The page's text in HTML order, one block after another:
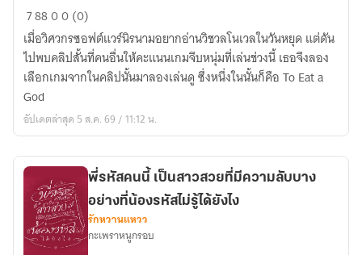
0
Red
Pill
⌈
To
Eat
a
×
OC
78800 (0)
เมื่อวิศวกรซอฟต์แวร์นิรนามอยากอ่านวิชวลโนเวลในวันหยุด แต่ดัน
ไปพบคลิปสั้นที่คนอื่นให้คะแนนเกมจีบหนุ่มที่เล่นช่วงนี้ เธอจึงลอง
เลือกเกมจากในคลิปนั้นมาลองเล่นดู ซึ่งหนึ่งในนั้นก็คือ To Eat a
God
อัปเดตล่าสุด 5 ส.ค. 69 / 11:12 น.
พี่รหัสคนนี้ เป็นสาวสวยที่มีความลับบาง
อย่างที่น้องรหัสไม่รู้ได้ยังไง
รักหวานแหวว
กะเพราหนูกรอบ